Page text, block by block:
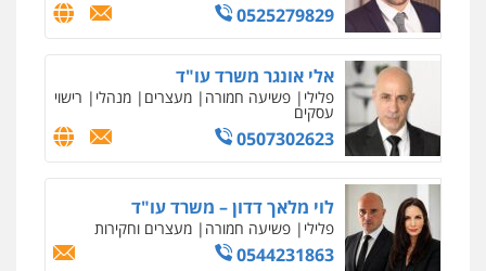
0525279829
אלי אונגר משרד עו"ד
פלילי פשיעה חמורה מעצרים מנהלי רישוי
עסקים
0507302623
לוי מלאך דדון – משרד עו"ד
פלילי פשיעה חמורה מעצרים וחקירות
0544231863
רונן הלל – מוניטין
מחיקת כתבות מגוגל ודחיקת אזכורים
שליליים
שירותים מקצועיים לעורכי דין
0522508109
אחסון אתרים
מהירות הגנה גיבוי תמיכה שירותים
מקצועיים לעורכי דין